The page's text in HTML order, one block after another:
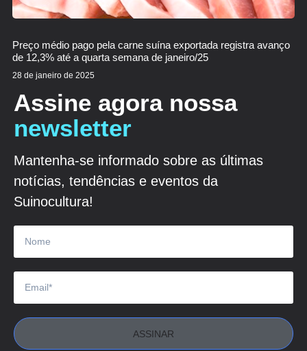
Preço médio pago pela carne suína exportada registra avanço
de 12,3% até a quarta semana de janeiro/25
28 de janeiro de 2025
Assine agora nossa
newsletter
Mantenha-se informado sobre as últimas
notícias, tendências e eventos da
Suinocultura!
ASSINAR